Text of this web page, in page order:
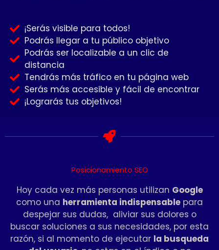
¡Serás visible para todos!
Podrás llegar a tu público objetivo
Podrás ser localizable a un clic de
distancia
Tendrás más tráfico en tu página web
Serás más accesible y fácil de encontrar
¡Lograrás tus objetivos!
Posicionamiento SEO
Hoy cada vez más personas utilizan Google
como una herramienta indispensable para
despejar sus dudas, aliviar sus dolores o
buscar soluciones a sus necesidades, por esta
razón, si al momento de ejecutar la busqueda